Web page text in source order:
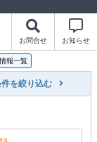
お問合せ お知らせ
報一覧
を絞り込む